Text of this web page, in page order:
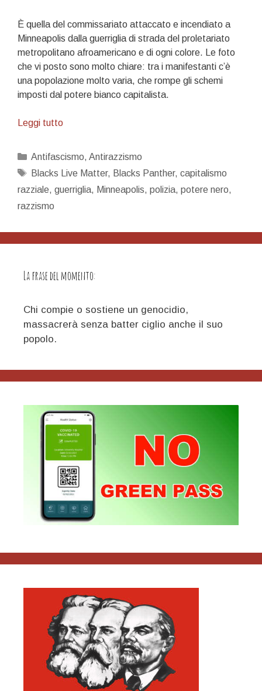
È quella del commissariato attaccato e incendiato a
Minneapolis dalla guerriglia di strada del proletariato
metropolitano afroamericano e di ogni colore. Le foto
che vi posto sono molto chiare: tra i manifestanti c’è
una popolazione molto varia, che rompe gli schemi
imposti dal potere bianco capitalista.
Leggi tuttoUna
Categorie
Antifascismo, Antirazzismo
Tag
Blacks Live Matter, Blacks Panther, capitalismo
razziale, guerriglia, Minneapolis, polizia, potere nero,
razzismo
La frase del momento:
Chi compie o sostiene un genocidio,
massacrerà senza batter ciglio anche il suo
popolo.